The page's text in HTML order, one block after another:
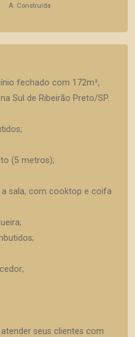
A. Construída
fechado com 172m²,
Sul de Ribeirão Preto/SP.
(5 metros);
a sala, com cooktop e coifa
seus clientes com